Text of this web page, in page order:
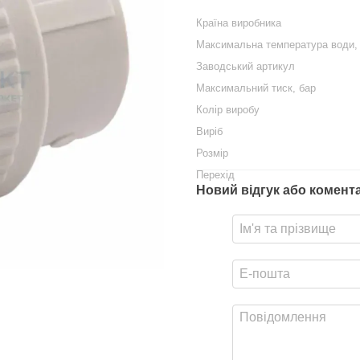
Країна виробника
Максимальна температура води,
Заводський артикул
Максимальний тиск, бар
Колір виробу
Виріб
Розмір
Перехід
Новий відгук або